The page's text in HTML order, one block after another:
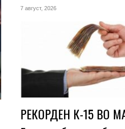
7 август, 2026
РЕКОРДЕН К-15 ВО